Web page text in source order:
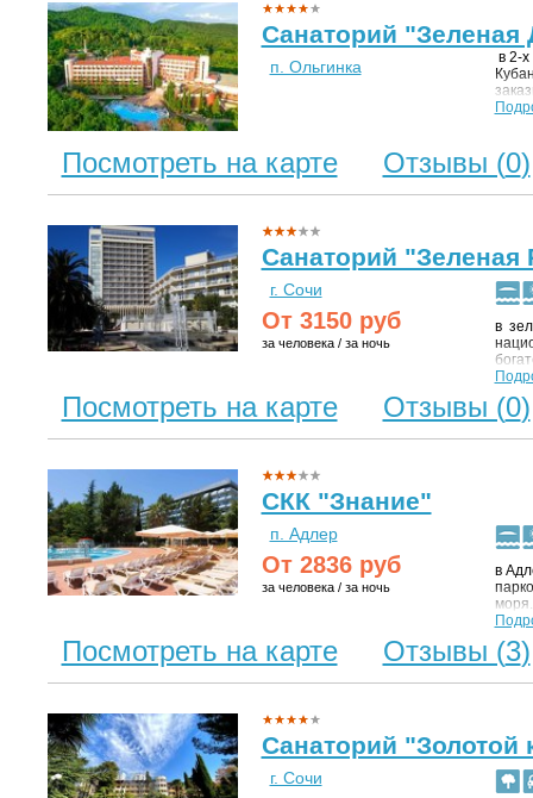
Санаторий "Зеленая
п. Ольгинка
в 2-
Посмотреть на карте Отзывы (0)
Санаторий "Зеленая
г. Сочи
От 3150руб
за человека / за ночь
в
на
сам
Посмотреть на карте Отзывы (0)
СКК "Знание"
п. Адлер
От 2836руб
за человека / за ночь
в
~ 5
Посмотреть на карте Отзывы (3)
Санаторий "Золотой
г. Сочи